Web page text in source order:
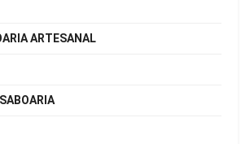
ARTESANAL